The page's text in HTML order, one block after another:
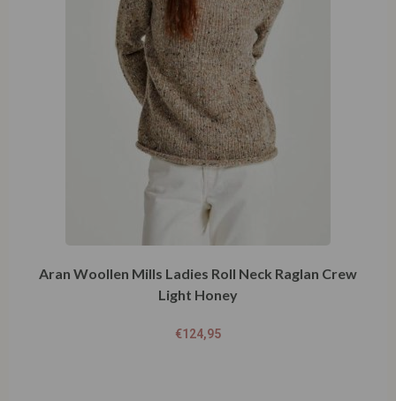
Aran Woollen Mills Ladies Roll Neck Raglan Crew
Light Honey
€124,95